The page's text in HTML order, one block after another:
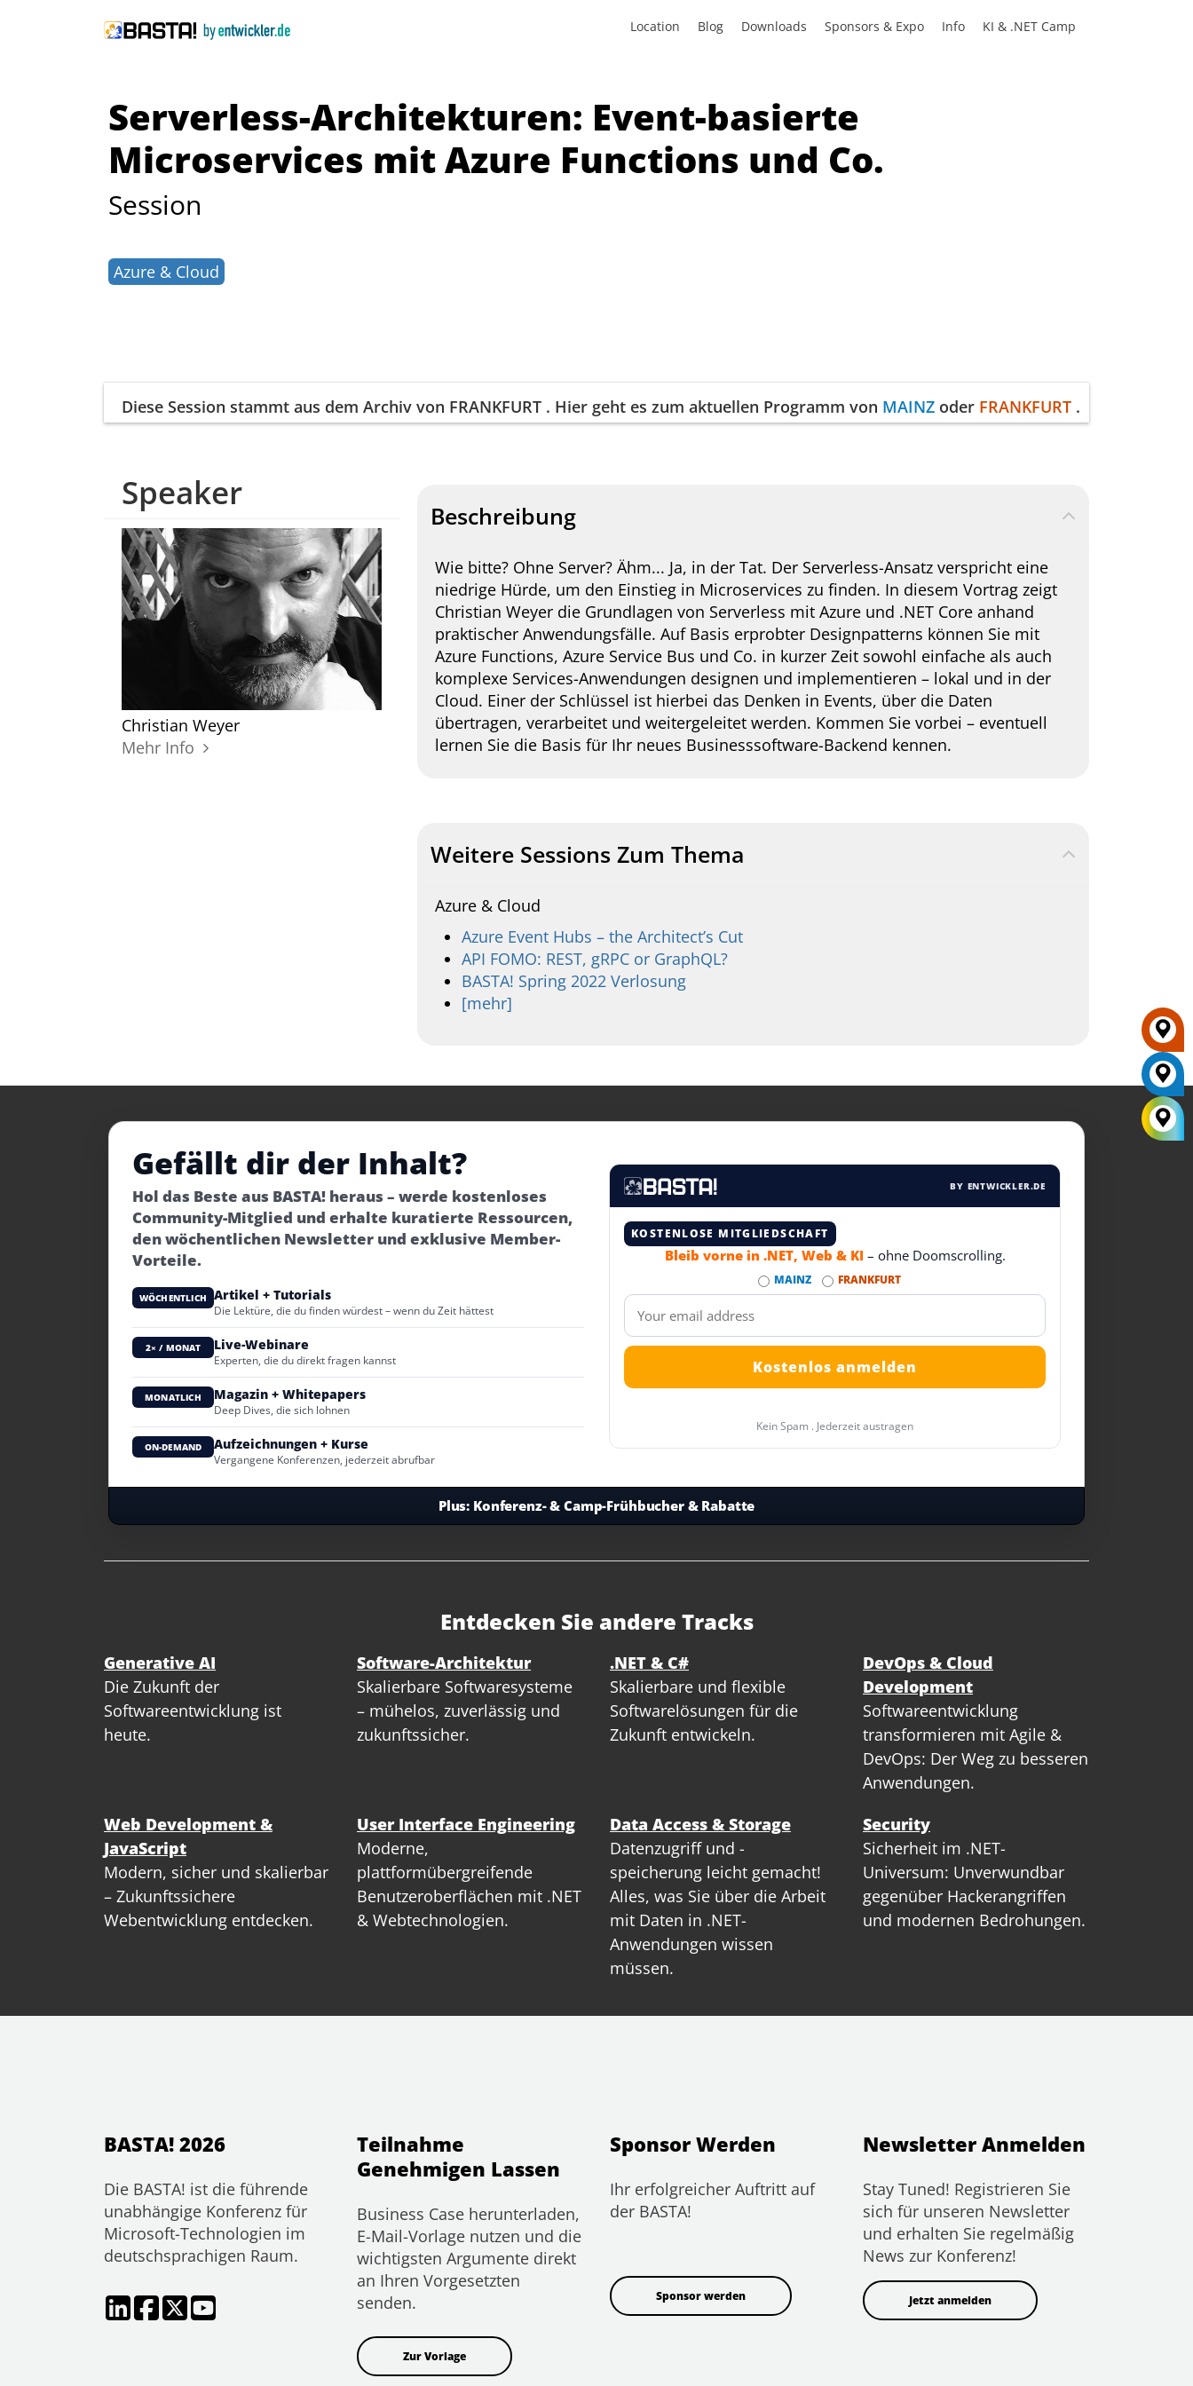
Location Blog Downloads Sponsors & Expo Info KI & .NET Camp
Serverless-Architekturen: Event-basierte
Microservices mit Azure Functions und Co.
Session
Azure & Cloud
Diese Session stammt aus dem Archiv von FRANKFURT . Hier geht es zum aktuellen Programm von MAINZ oder FRANKFURT .
Speaker
Christian Weyer
Mehr Info
Beschreibung
Wie bitte? Ohne Server? Ähm... Ja, in der Tat. Der Serverless-Ansatz verspricht eine
niedrige Hürde, um den Einstieg in Microservices zu finden. In diesem Vortrag zeigt
Christian Weyer die Grundlagen von Serverless mit Azure und .NET Core anhand
praktischer Anwendungsfälle. Auf Basis erprobter Designpatterns können Sie mit
Azure Functions, Azure Service Bus und Co. in kurzer Zeit sowohl einfache als auch
komplexe Services-Anwendungen designen und implementieren – lokal und in der
Cloud. Einer der Schlüssel ist hierbei das Denken in Events, über die Daten
übertragen, verarbeitet und weitergeleitet werden. Kommen Sie vorbei – eventuell
lernen Sie die Basis für Ihr neues Businesssoftware-Backend kennen.
Weitere Sessions Zum Thema
Azure & Cloud
Azure Event Hubs – the Architect’s Cut
API FOMO: REST, gRPC or GraphQL?
BASTA! Spring 2022 Verlosung
[mehr]
Gefällt dir der Inhalt?
Hol das Beste aus BASTA! heraus – werde kostenloses
Community-Mitglied und erhalte kuratierte Ressourcen,
den wöchentlichen Newsletter und exklusive Member-
Vorteile.
WÖCHENTLICH Artikel + Tutorials
Die Lektüre, die du finden würdest – wenn du Zeit hättest
2× / MONAT Live-Webinare
Experten, die du direkt fragen kannst
MONATLICH Magazin + Whitepapers
Deep Dives, die sich lohnen
ON-DEMAND Aufzeichnungen + Kurse
Vergangene Konferenzen, jederzeit abrufbar
BY ENTWICKLER.DE
KOSTENLOSE MITGLIEDSCHAFT
Bleib vorne in .NET, Web & KI – ohne Doomscrolling.
MAINZ FRANKFURT
Kein Spam . Jederzeit austragen
Plus: Konferenz- & Camp-Frühbucher & Rabatte
Entdecken Sie andere Tracks
Generative AI
Die Zukunft der
Softwareentwicklung ist
heute.
Software-Architektur
Skalierbare Softwaresysteme
– mühelos, zuverlässig und
zukunftssicher.
.NET & C#
Skalierbare und flexible
Softwarelösungen für die
Zukunft entwickeln.
DevOps & Cloud
Development
Softwareentwicklung
transformieren mit Agile &
DevOps: Der Weg zu besseren
Anwendungen.
Web Development &
JavaScript
Modern, sicher und skalierbar
– Zukunftssichere
Webentwicklung entdecken.
User Interface Engineering
Moderne,
plattformübergreifende
Benutzeroberflächen mit .NET
& Webtechnologien.
Data Access & Storage
Datenzugriff und -
speicherung leicht gemacht!
Alles, was Sie über die Arbeit
mit Daten in .NET-
Anwendungen wissen
müssen.
Security
Sicherheit im .NET-
Universum: Unverwundbar
gegenüber Hackerangriffen
und modernen Bedrohungen.
BASTA! 2026
Die BASTA! ist die führende
unabhängige Konferenz für
Microsoft-Technologien im
deutschsprachigen Raum.
Teilnahme
Genehmigen Lassen
Business Case herunterladen,
E-Mail-Vorlage nutzen und die
wichtigsten Argumente direkt
an Ihren Vorgesetzten
senden.
Zur Vorlage
Sponsor Werden
Ihr erfolgreicher Auftritt auf
der BASTA!
Sponsor werden
Newsletter Anmelden
Stay Tuned! Registrieren Sie
sich für unseren Newsletter
und erhalten Sie regelmäßig
News zur Konferenz!
Jetzt anmelden